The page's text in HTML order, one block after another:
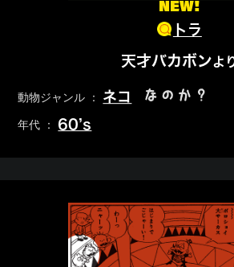
NEW!
トラ
天才バカボンよ
動物ジャンル ： ネコ なのか？
年代 ： 60’s